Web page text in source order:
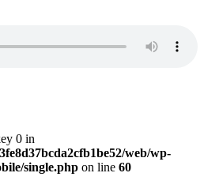
0 in
web/wp-
single.php on line 60